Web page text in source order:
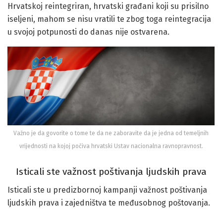
Hrvatskoj reintegriran, hrvatski građani koji su prisilno
iseljeni, mahom se nisu vratili te zbog toga reintegracija
u svojoj potpunosti do danas nije ostvarena.
Važno je da govorite o tome te da ne zaboravite da je jedna od temeljnih
vrijednosti na kojoj počiva hrvatski Ustav nacionalna ravnopravnost.
Isticali ste važnost poštivanja ljudskih prava
Isticali ste u predizbornoj kampanji važnost poštivanja
ljudskih prava i zajedništva te međusobnog poštovanja.